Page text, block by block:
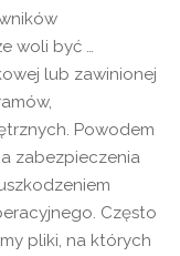
woli być …
lub zawinionej
Powodem
zabezpieczenia
Często
pliki, na których